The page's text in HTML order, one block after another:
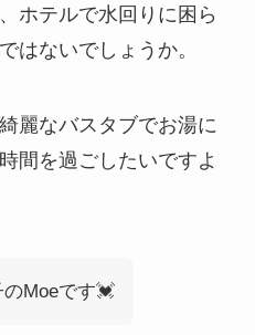
ホテルで水回りに困ら
はないでしょうか。
麗なバスタブでお湯に
間を過ごしたいですよ
Moeです💓